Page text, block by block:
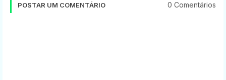
POSTAR UM COMENTÁRIO 0 Comentários